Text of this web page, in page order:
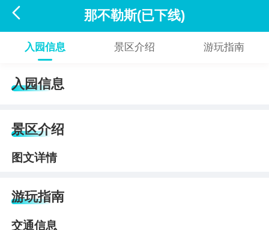
 那不勒斯(已下线)
入园信息 景区介绍 游玩指南
入园信息
景区介绍
图文详情
游玩指南
交通信息